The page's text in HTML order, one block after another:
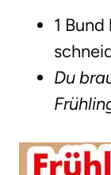
1 Bund
Du